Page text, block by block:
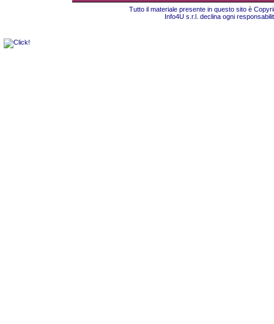
Tutto il materiale presente in questo sito è
Info4U s.r.l. declina ogni